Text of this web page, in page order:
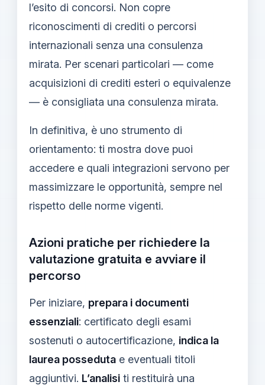
l’esito di concorsi. Non copre
riconoscimenti di crediti o percorsi
internazionali senza una consulenza
mirata. Per scenari particolari — come
acquisizioni di crediti esteri o equivalenze
— è consigliata una consulenza mirata.
In definitiva, è uno strumento di
orientamento: ti mostra dove puoi
accedere e quali integrazioni servono per
massimizzare le opportunità, sempre nel
rispetto delle norme vigenti.
Azioni pratiche per richiedere la
valutazione gratuita e avviare il
percorso
Per iniziare, prepara i documenti
essenziali: certificato degli esami
sostenuti o autocertificazione, indica la
laurea posseduta e eventuali titoli
aggiuntivi. L’analisi ti restituirà una